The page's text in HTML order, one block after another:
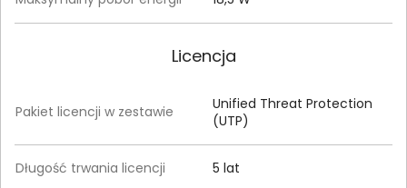
Licencja
Pakiet licencji w zestawie
Unified Threat Protection
(UTP)
Długość trwania licencji 5 lat